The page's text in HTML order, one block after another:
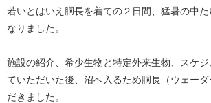
若いとはいえ胴長を着ての２日間、猛暑の中
なりました。
施設の紹介、希少生物と特定外来生物、スケ
ていただいた後、沼へ入るため胴長（ウェー
だきました。